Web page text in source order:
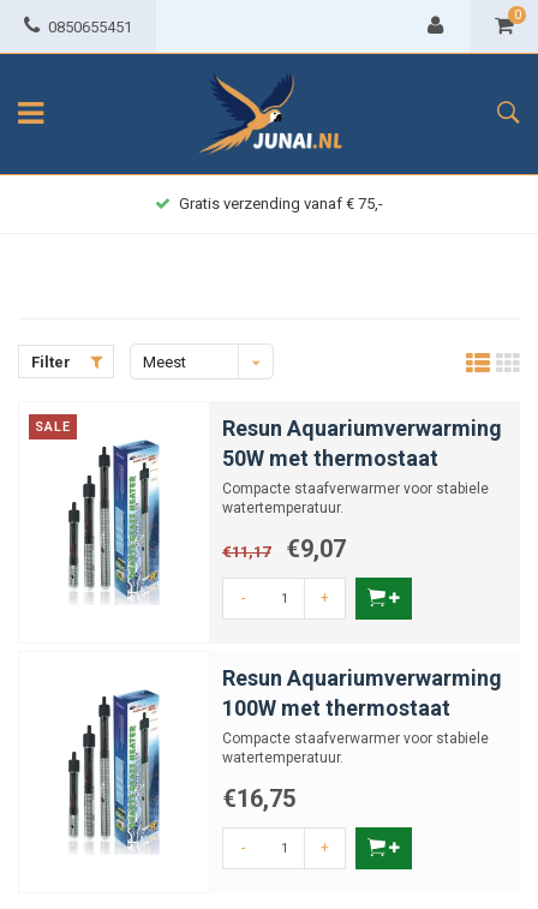
0850655451
0
Gratis verzending vanaf € 75,-
Filter
Meest
SALE
Resun Aquariumverwarming
50W met thermostaat
Compacte staafverwarmer voor stabiele
watertemperatuur.
€11,17 €9,07
- +
Resun Aquariumverwarming
100W met thermostaat
Compacte staafverwarmer voor stabiele
watertemperatuur.
€16,75
- +